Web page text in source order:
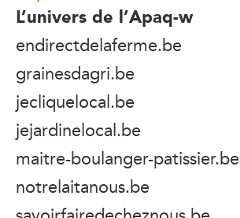
L’univers de l’Apaq-w
endirectdelaferme.be
grainesdagri.be
jecliquelocal.be
jejardinelocal.be
maitre-boulanger-patissier.be
notrelaitanous.be